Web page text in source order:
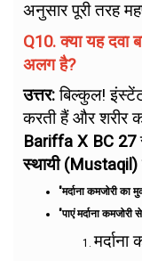
अनुसार पूरी तरह
Q10. क्या यह दवा
अलग है?
उत्तर:बिल्कुल!
करती हैं और शरीर
Bariffa X BC 27
स्थायी (Mustaqil)
"मर्दाना कमजोरी का
"पाएं मर्दाना